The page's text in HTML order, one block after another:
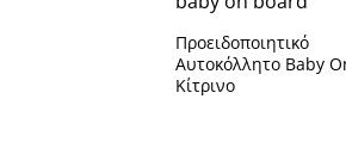
Προειδοποιητικό
Αυτοκόλλητο Baby
Κίτρινο